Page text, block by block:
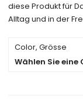
diese Produkt für
Alltag und in der
Color, Grösse
Wählen Sie eine